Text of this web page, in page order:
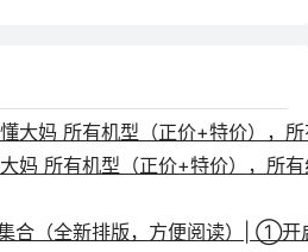
妈 所有机型（正价+特价），所